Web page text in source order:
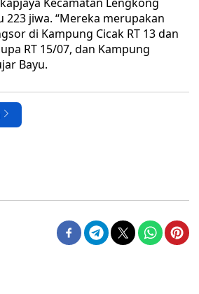
223 jiwa. “Mereka merupakan
di Kampung Cicak RT 13 dan
RT 15/07, dan Kampung
Bayu.